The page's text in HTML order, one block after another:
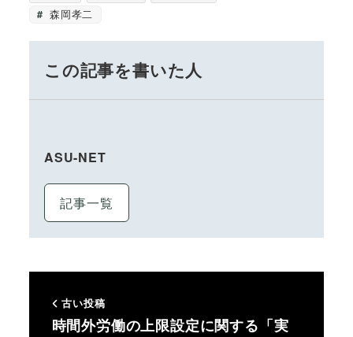
森岡孝二
この記事を書いた人
ASU-NET
記事一覧
古い投稿
時間外労働の上限設定に関する「実